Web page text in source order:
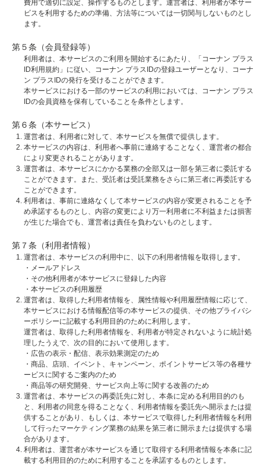
費用で適切に設定、操作するものとします。運営者は、利用者が本サー
ビスを利用するための準備、方法等については一切関与しないものとし
ます。
第５条（会員登録等）
利用者は、本サービスのご利用を開始するにあたり、「コーナン プラス
ID利用規約」に従い、コーナン プラスIDの登録ユーザーとなり、コーナ
ン プラスIDの発行を受けることができます。
本サービスにおける一部のサービスの利用においては、コーナン プラス
IDの会員資格を保有していることを条件とします。
第６条（本サービス）
運営者は、利用者に対して、本サービスを無償で提供します。
本サービスの内容は、利用者へ事前に連絡することなく、運営者の都合
により変更されることがあります。
運営者は、本サービスにかかる業務の全部又は一部を第三者に委託する
ことができます。また、受託者は受託業務をさらに第三者に再委託する
ことができます。
利用者は、事前に連絡なくして本サービスの内容が変更されることを予
め承諾するものとし、内容の変更により万一利用者に不利益または損害
が生じた場合でも、運営者は責任を負わないものとします。
第７条（利用者情報）
運営者は、本サービスの利用中に、以下の利用者情報を取得します。
・メールアドレス
・その他利用者が本サービスに登録した内容
・本サービスの利用履歴
運営者は、取得した利用者情報を、属性情報や利用履歴情報に応じて、
本サービスにおける情報配信等の本サービスの提供、その他プライバシ
ーポリシーに記載する利用目的のために利用します。
運営者は、取得した利用者情報を、利用者が特定されないように統計処
理したうえで、次の目的において使用します。
・広告の表示・配信、表示効果測定のため
・商品、店頭、イベント、キャンペーン、ポイントサービス等の各種サ
ービスに関するご案内のため
・商品等の研究開発、サービス向上等に関する改善のため
運営者は、本サービスの再委託先に対し、本条に定める利用目的のも
と、利用者の同意を得ることなく、利用者情報を委託先へ開示または提
供することがあり、もしくは、本サービスで取得した利用者情報を利用
して行ったマーケティング業務の結果を第三者に開示または提供する場
合があります。
利用者は、運営者が本サービスを通じて取得する利用者情報を本条に記
載する利用目的のために利用することを承諾するものとします。